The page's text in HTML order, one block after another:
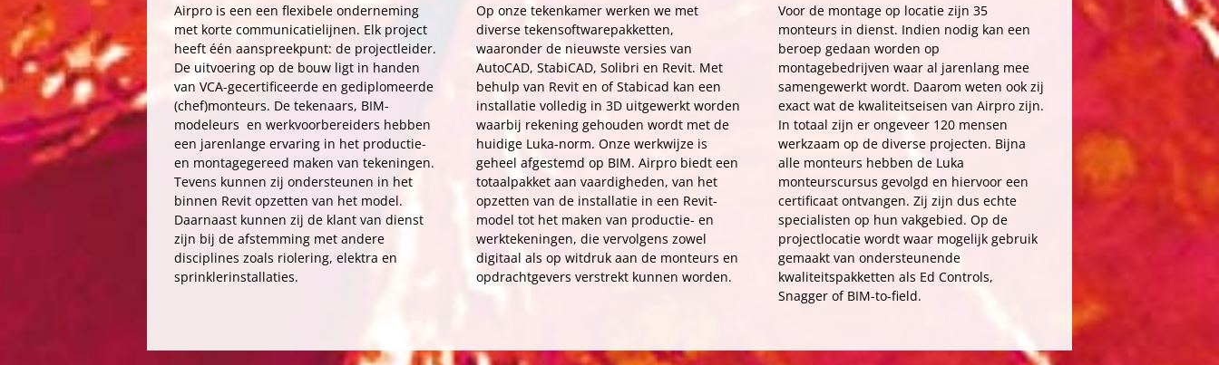
Airpro is een een flexibele onderneming
met korte communicatielijnen. Elk project
heeft één aanspreekpunt: de projectleider.
De uitvoering op de bouw ligt in handen
van VCA-gecertificeerde en gediplomeerde
(chef)monteurs. De tekenaars, BIM-
modeleurs en werkvoorbereiders hebben
een jarenlange ervaring in het productie-
en montagegereed maken van tekeningen.
Tevens kunnen zij ondersteunen in het
binnen Revit opzetten van het model.
Daarnaast kunnen zij de klant van dienst
zijn bij de afstemming met andere
disciplines zoals riolering, elektra en
sprinklerinstallaties.
Op onze tekenkamer werken we met
diverse tekensoftwarepakketten,
waaronder de nieuwste versies van
AutoCAD, StabiCAD, Solibri en Revit. Met
behulp van Revit en of Stabicad kan een
installatie volledig in 3D uitgewerkt worden
waarbij rekening gehouden wordt met de
huidige Luka-norm. Onze werkwijze is
geheel afgestemd op BIM. Airpro biedt een
totaalpakket aan vaardigheden, van het
opzetten van de installatie in een Revit-
model tot het maken van productie- en
werktekeningen, die vervolgens zowel
digitaal als op witdruk aan de monteurs en
opdrachtgevers verstrekt kunnen worden.
Voor de montage op locatie zijn 35
monteurs in dienst. Indien nodig kan een
beroep gedaan worden op
montagebedrijven waar al jarenlang mee
samengewerkt wordt. Daarom weten ook zij
exact wat de kwaliteitseisen van Airpro zijn.
In totaal zijn er ongeveer 120 mensen
werkzaam op de diverse projecten. Bijna
alle monteurs hebben de Luka
monteurscursus gevolgd en hiervoor een
certificaat ontvangen. Zij zijn dus echte
specialisten op hun vakgebied. Op de
projectlocatie wordt waar mogelijk gebruik
gemaakt van ondersteunende
kwaliteitspakketten als Ed Controls,
Snagger of BIM-to-field.